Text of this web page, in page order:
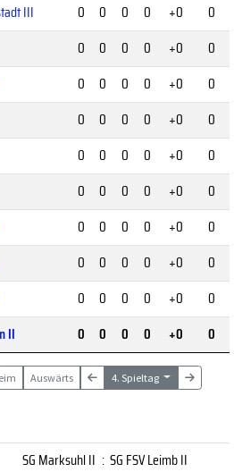
III
0 0 0 0 +0
0
0 0 0 0 +0
0
0 0 0 0 +0
0
0 0 0 0 +0
0
0 0 0 0 +0
0
0 0 0 0 +0
0
0 0 0 0 +0
0
0 0 0 0 +0
0
0 0 0 0 +0
0
II
0 0 0 0 +0 0
Auswärts 4. Spieltag
SG Marksuhl II : SG FSV Leimb II